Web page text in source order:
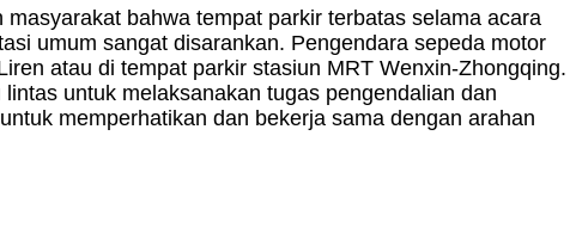
bahwa tempat parkir terbatas selama acara
umum sangat disarankan. Pengendara sepeda motor
atau di tempat parkir stasiun MRT Wenxin-Zhongqing.
untuk melaksanakan tugas pengendalian dan
memperhatikan dan bekerja sama dengan arahan